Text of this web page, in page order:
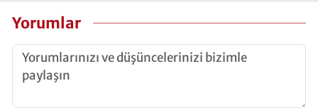
Yorumlar